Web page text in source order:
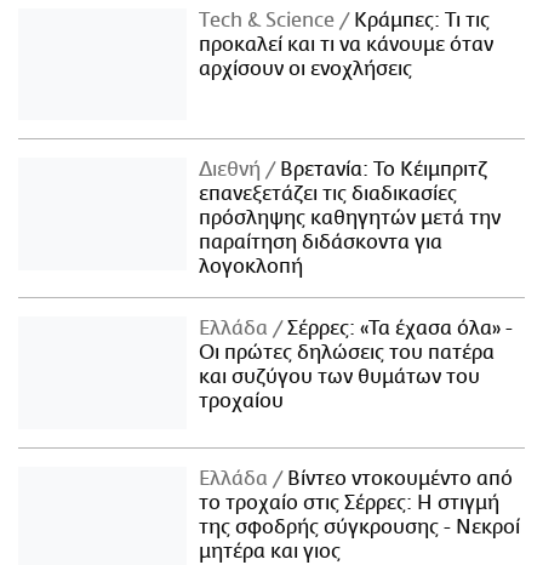
Τech & Science
Κράμπες: Τι τις
προκαλεί και τι να κάνουμε όταν
αρχίσουν οι ενοχλήσεις
Διεθνή
Βρετανία: Το Κέιμπριτζ
επανεξετάζει τις διαδικασίες
πρόσληψης καθηγητών μετά την
παραίτηση διδάσκοντα για
λογοκλοπή
Ελλάδα
Σέρρες: «Τα έχασα όλα» -
Οι πρώτες δηλώσεις του πατέρα
και συζύγου των θυμάτων του
τροχαίου
Ελλάδα
Βίντεο ντοκουμέντο από
το τροχαίο στις Σέρρες: Η στιγμή
της σφοδρής σύγκρουσης - Νεκροί
μητέρα και γιος